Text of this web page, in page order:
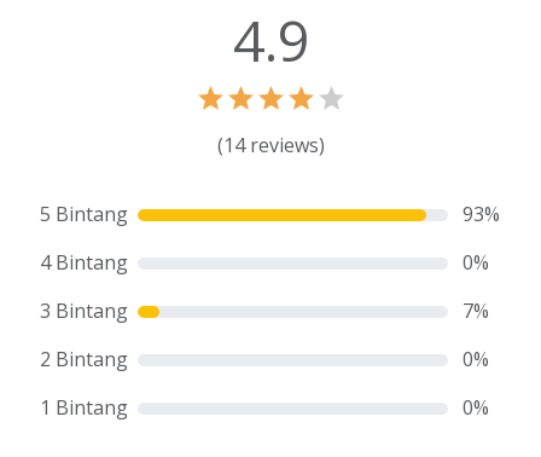
4.9
(14reviews)
5 Bintang 93%
4 Bintang
0%
3 Bintang
7%
2 Bintang
0%
1 Bintang
0%